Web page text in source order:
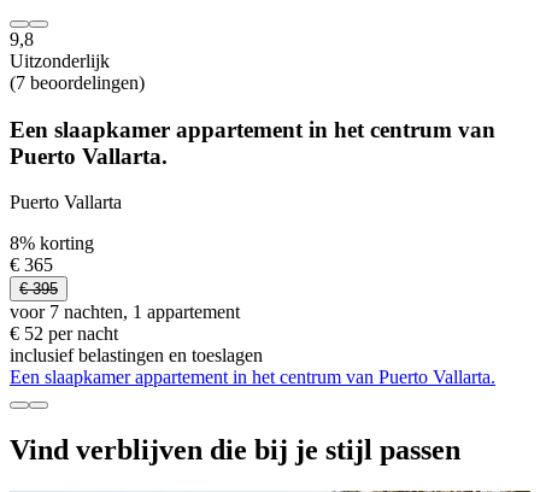
9,8
Uitzonderlijk
(7 beoordelingen)
Een slaapkamer appartement in het centrum van
Puerto Vallarta.
Puerto Vallarta
8% korting
€ 365
€ 395
voor 7 nachten, 1 appartement
€ 52 per nacht
inclusief belastingen en toeslagen
Een slaapkamer appartement in het centrum van Puerto Vallarta.
Vind verblijven die bij je stijl passen